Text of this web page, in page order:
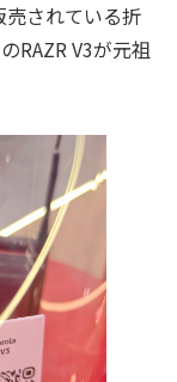
されている折
RAZR V3が元祖